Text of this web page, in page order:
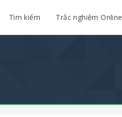
Tìm kiếm Trắc nghiệm Online